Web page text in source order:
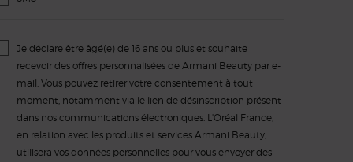
Je déclare être âgé(e) de 16 ans ou plus et souhaite
recevoir des offres personnalisées de Armani Beauty par e-
mail. Vous pouvez retirer votre consentement à tout
moment, notamment via le lien de désinscription présent
dans nos communications électroniques. L'Oréal France,
en relation avec les produits et services Armani Beauty,
utilisera vos données personnelles pour vous envoyer des